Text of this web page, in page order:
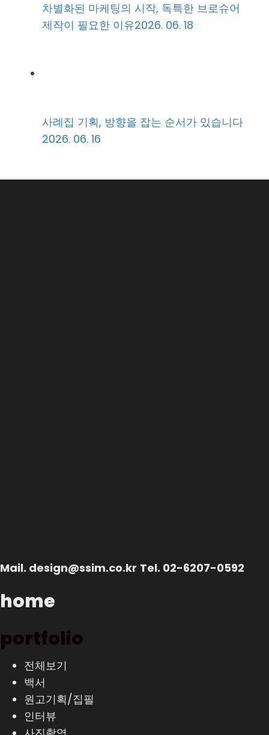
차별화된 마케팅의 시작, 독특한 브로슈어
제작이 필요한 이유2026. 06. 18
사례집 기획, 방향을 잡는 순서가 있습니다
2026. 06. 16
Mail. design@ssim.co.kr Tel. 02-6207-0592
home
portfolio
전체보기
백서
원고기획/집필
인터뷰